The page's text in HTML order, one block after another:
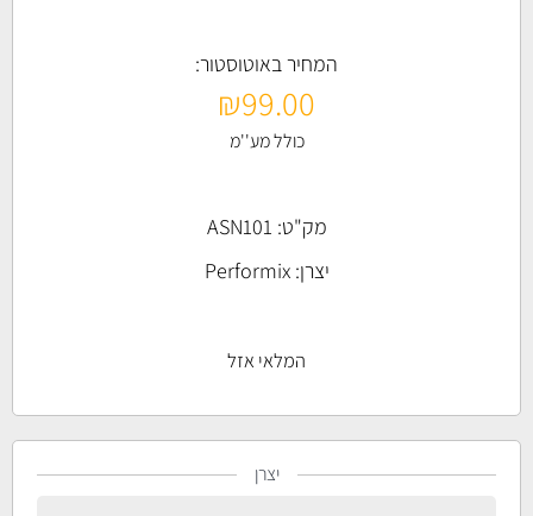
המחיר באוטוסטור:
₪99.00
כולל מע''מ
מק"ט: ASN101
יצרן:Performix
המלאי אזל
יצרן